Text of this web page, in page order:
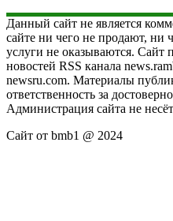
Данный сайт не является
сайте ни чего не продают, ни
услуги не оказываются. Сайт
новостей RSS канала
newsru.com. Материалы
ответственность за
Администрация сайта не
Сайт от bmb1 @ 2024